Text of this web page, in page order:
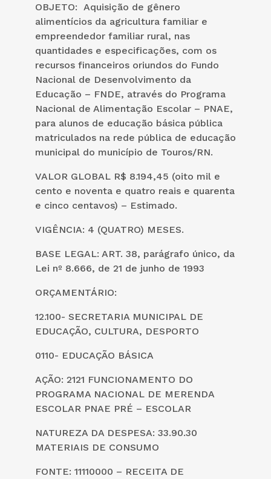
OBJETO: Aquisição de gênero
alimentícios da agricultura familiar e
empreendedor familiar rural, nas
quantidades e especificações, com os
recursos financeiros oriundos do Fundo
Nacional de Desenvolvimento da
Educação – FNDE, através do Programa
Nacional de Alimentação Escolar – PNAE,
para alunos de educação básica pública
matriculados na rede pública de educação
municipal do município de Touros/RN.
VALOR GLOBAL R$ 8.194,45 (oito mil e
cento e noventa e quatro reais e quarenta
e cinco centavos) – Estimado.
VIGÊNCIA: 4 (QUATRO) MESES.
BASE LEGAL: ART. 38, parágrafo único, da
Lei nº 8.666, de 21 de junho de 1993
ORÇAMENTÁRIO:
12.100- SECRETARIA MUNICIPAL DE
EDUCAÇÃO, CULTURA, DESPORTO
0110- EDUCAÇÃO BÁSICA
AÇÃO: 2121 FUNCIONAMENTO DO
PROGRAMA NACIONAL DE MERENDA
ESCOLAR PNAE PRÉ – ESCOLAR
NATUREZA DA DESPESA: 33.90.30
MATERIAIS DE CONSUMO
FONTE: 11110000 – RECEITA DE